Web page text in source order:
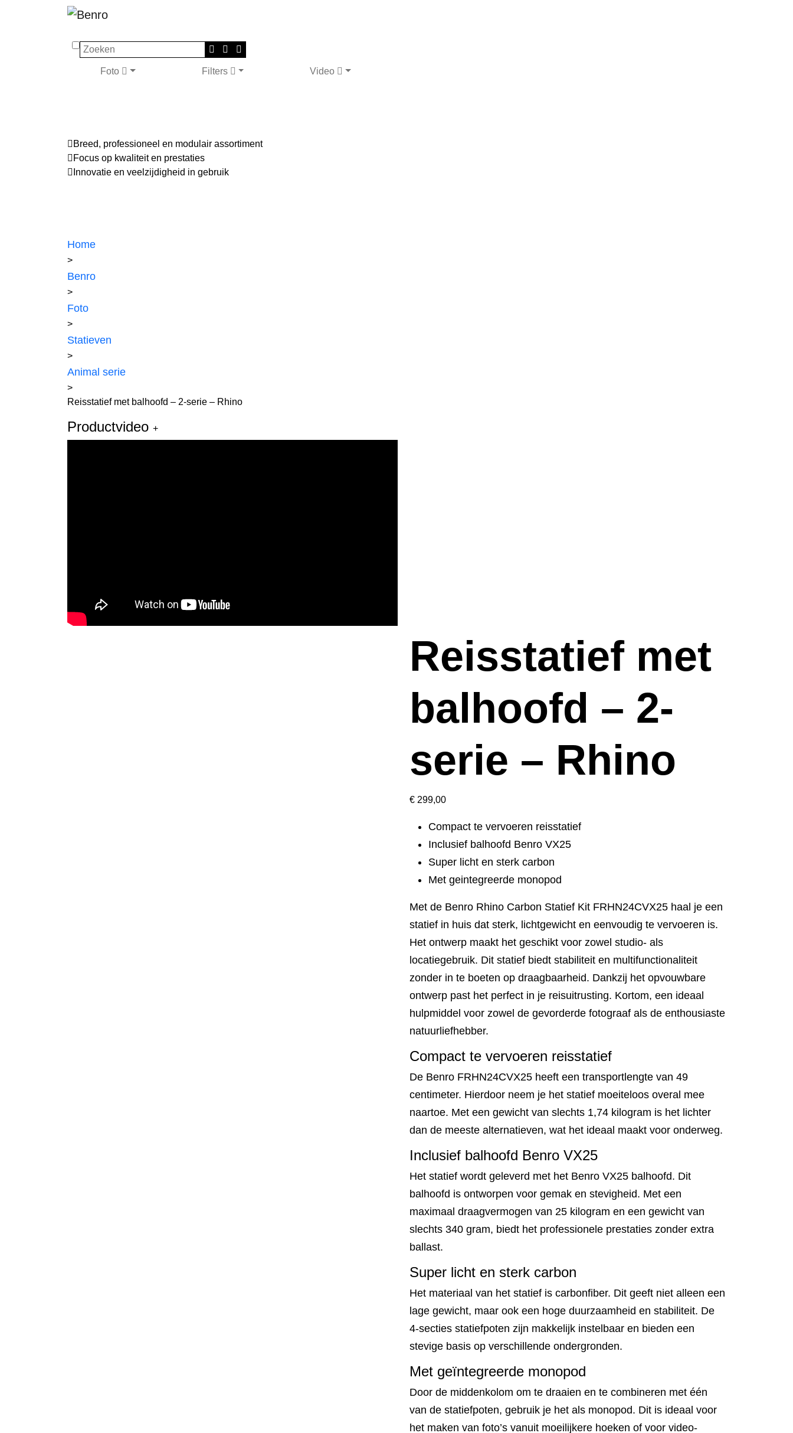
Zoeken
Foto Filters Video
Breed, professioneel en modulair assortiment
Focus op kwaliteit en prestaties
Innovatie en veelzijdigheid in gebruik
Home
>
Benro
>
Foto
>
Statieven
>
Animal serie
>
Reisstatief met balhoofd – 2-serie – Rhino
Productvideo +
Reisstatief met
balhoofd – 2-
serie – Rhino
€ 299,00
Compact te vervoeren reisstatief
Inclusief balhoofd Benro VX25
Super licht en sterk carbon
Met geintegreerde monopod
Met de Benro Rhino Carbon Statief Kit FRHN24CVX25 haal je een
statief in huis dat sterk, lichtgewicht en eenvoudig te vervoeren is.
Het ontwerp maakt het geschikt voor zowel studio- als
locatiegebruik. Dit statief biedt stabiliteit en multifunctionaliteit
zonder in te boeten op draagbaarheid. Dankzij het opvouwbare
ontwerp past het perfect in je reisuitrusting. Kortom, een ideaal
hulpmiddel voor zowel de gevorderde fotograaf als de enthousiaste
natuurliefhebber.
Compact te vervoeren reisstatief
De Benro FRHN24CVX25 heeft een transportlengte van 49
centimeter. Hierdoor neem je het statief moeiteloos overal mee
naartoe. Met een gewicht van slechts 1,74 kilogram is het lichter
dan de meeste alternatieven, wat het ideaal maakt voor onderweg.
Inclusief balhoofd Benro VX25
Het statief wordt geleverd met het Benro VX25 balhoofd. Dit
balhoofd is ontworpen voor gemak en stevigheid. Met een
maximaal draagvermogen van 25 kilogram en een gewicht van
slechts 340 gram, biedt het professionele prestaties zonder extra
ballast.
Super licht en sterk carbon
Het materiaal van het statief is carbonfiber. Dit geeft niet alleen een
lage gewicht, maar ook een hoge duurzaamheid en stabiliteit. De
4-secties statiefpoten zijn makkelijk instelbaar en bieden een
stevige basis op verschillende ondergronden.
Met geïntegreerde monopod
Door de middenkolom om te draaien en te combineren met één
van de statiefpoten, gebruik je het als monopod. Dit is ideaal voor
het maken van foto’s vanuit moeilijkere hoeken of voor video-